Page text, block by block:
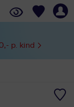
p. kind